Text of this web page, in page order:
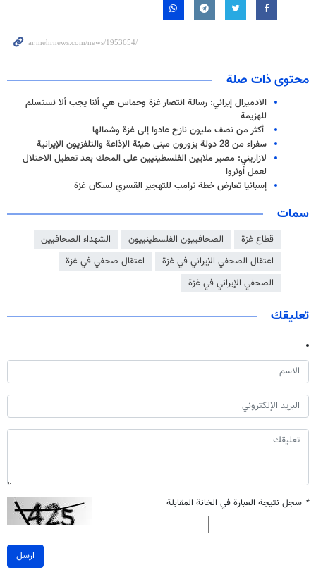
محتوى ذات صلة
الادميرال إيراني: رسالة انتصار غزة وحماس هي أننا يجب ألا نستسلم
للهزيمة
أكثر من نصف مليون نازح عادوا إلى غزة وشمالها
سفراء من 28 دولة یزورون مبنى هيئة الإذاعة والتلفزيون الإيرانية
لازاريني: مصير ملايين الفلسطينيين على المحك بعد تعطيل الاحتلال
لعمل أونروا
إسبانيا تعارض خطة ترامب للتهجير القسري لسكان غزة
سمات
قطاع غزة الصحافییون الفلسطینییون
الشهداء الصحافيين
اعتقال الصحفي الإيراني في غزة
اعتقال صحفي في غزة
الصحفي الإيراني في غزة
تعليقك
* سجل نتيجة العبارة في الخانة المقابلة
ارسل